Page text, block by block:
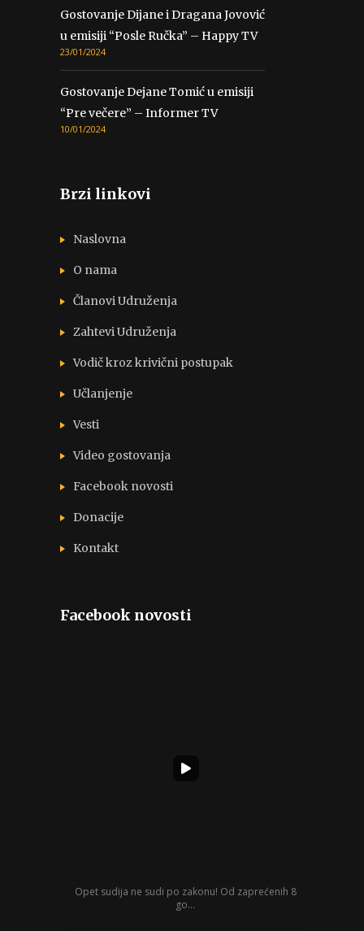
Gostovanje Dijane i Dragana Jovović
u emisiji “Posle Ručka” – Happy TV
23/01/2024
Gostovanje Dejane Tomić u emisiji
“Pre večere” – Informer TV
10/01/2024
Brzi linkovi
Naslovna
O nama
Članovi Udruženja
Zahtevi Udruženja
Vodič kroz krivični postupak
Učlanjenje
Vesti
Video gostovanja
Facebook novosti
Donacije
Kontakt
Facebook novosti
Opet sudija ne sudi po zakonu! Od zaprećenih 8
go...